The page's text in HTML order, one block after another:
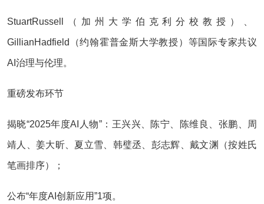
StuartRussell‌（加州大学伯克利分校教授）、‌
GillianHadfield‌（约翰霍普金斯大学教授）等国际专家共议
AI治理与伦理‌。
重磅发布环节‌
揭晓‌“2025年度AI人物”‌：王兴兴、陈宁、陈维良、张鹏、周
靖人、姜大昕、夏立雪、韩璧丞、彭志辉、戴文渊（按姓氏
笔画排序）‌；
公布‌“年度AI创新应用”‌1项‌。